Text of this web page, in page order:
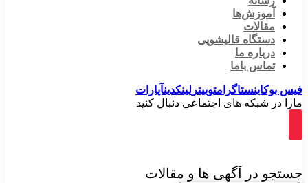
آموزش‌ها
مقالات
دستگاه قالیشویی
درباره ما
تماس باما
فیس بوکاینستاگرامتوییتر لینکدینآپارات
مارا در شبکه های اجتماعی دنبال کنید
جستجو در آگهی ها و مقالات